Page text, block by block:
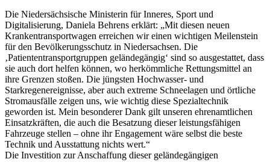
Die Niedersächsische Ministerin für Inneres, Sport und
Digitalisierung, Daniela Behrens erklärt: „Mit diesen neuen
Krankentransportwagen erreichen wir einen wichtigen Meilenstein
für den Bevölkerungsschutz in Niedersachsen. Die
‚Patiententransportgruppen geländegängig‘ sind so ausgestattet, dass
sie auch dort helfen können, wo herkömmliche Rettungsmittel an
ihre Grenzen stoßen. Die jüngsten Hochwasser- und
Starkregenereignisse, aber auch extreme Schneelagen und örtliche
Stromausfälle zeigen uns, wie wichtig diese Spezialtechnik
geworden ist. Mein besonderer Dank gilt unseren ehrenamtlichen
Einsatzkräften, die auch die Besatzung dieser leistungsfähigen
Fahrzeuge stellen – ohne ihr Engagement wäre selbst die beste
Technik und Ausstattung nichts wert.“
Die Investition zur Anschaffung dieser geländegängigen